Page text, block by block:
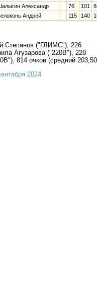
Александр
76 101
Андрей
115 140
Степанов ("ГЛИМС"), 226
Агузарова ("220В"), 228
814 очков (средний
2024